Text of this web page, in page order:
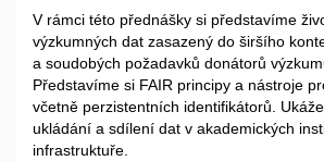
V rámci této přednášky si představíme
výzkumných dat zasazený do širšího
a soudobých požadavků donátorů
Představíme si FAIR principy a nástroje
včetně perzistentních identifikátorů.
ukládání a sdílení dat v akademických
infrastruktuře.